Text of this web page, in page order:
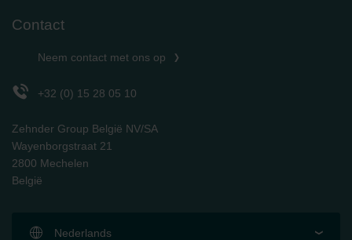
Contact
Neem contact met ons op
+32 (0) 15 28 05 10
Zehnder Group België NV/SA
Wayenborgstraat 21
2800 Mechelen
België
Nederlands